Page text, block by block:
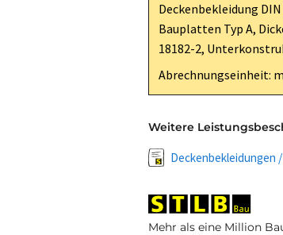
Deckenbekleidung
Bauplatten Typ A,
18182-2,
Abrechnungseinheit:
Weitere
Deckenbekleidungen
Mehr als eine Million